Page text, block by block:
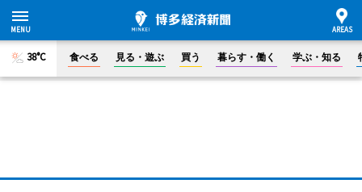
38°C 食べる 見る・遊ぶ 買う 暮らす・働く 学ぶ・知る